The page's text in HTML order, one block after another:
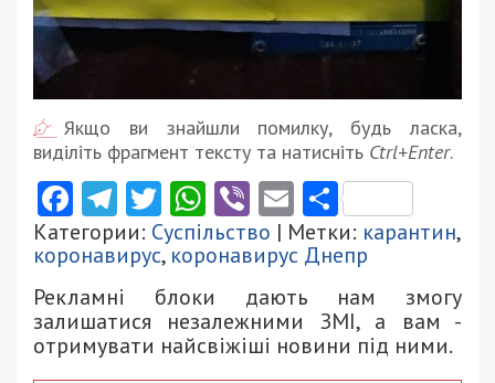
Якщо ви знайшли помилку, будь ласка,
виділіть фрагмент тексту та натисніть Ctrl+Enter.
Facebook
Telegram
Twitter
WhatsApp
ViberEmail
Категории: Суспільство | Метки: карантин,
коронавирус, коронавирус Днепр
Рекламні блоки дають нам змогу
залишатися незалежними ЗМІ, а вам -
отримувати найсвіжіші новини під ними.